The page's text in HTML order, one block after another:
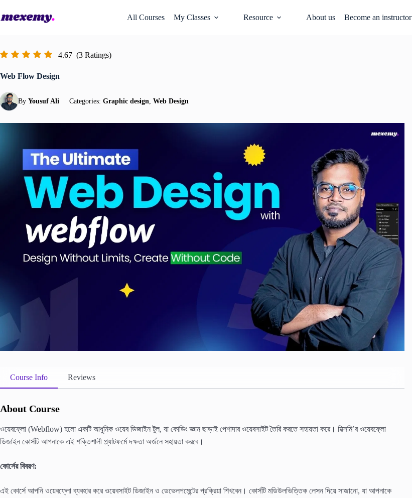
All Courses My Classes Resource About us Become an instructor
4.67 (3 Ratings)
Web Flow Design
By Yousuf Ali Categories: Graphic design, Web Design
Course Info Reviews
About Course
ওয়েবফ্লো (Webflow) হলো একটি আধুনিক ওয়েব ডিজাইন টুল, যা কোডিং জ্ঞান ছাড়াই পেশাদার ওয়েবসাইট তৈরি করতে সহায়তা করে। মিক্সমি’র ওয়েবফ্লো
ডিজাইন কোর্সটি আপনাকে এই শক্তিশালী প্ল্যাটফর্মে দক্ষতা অর্জনে সহায়তা করবে।
কোর্সের বিবরণ:
এই কোর্সে আপনি ওয়েবফ্লো ব্যবহার করে ওয়েবসাইট ডিজাইন ও ডেভেলপমেন্টের প্রক্রিয়া শিখবেন। কোর্সটি মডিউলভিত্তিক লেসন দিয়ে সাজানো, যা আপনাকে